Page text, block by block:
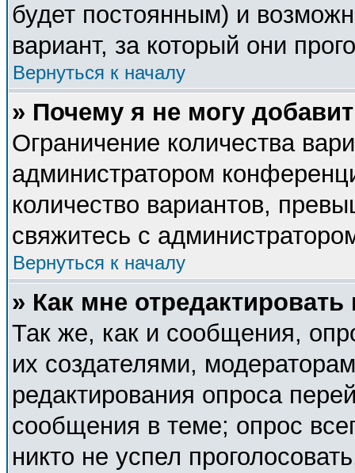
будет постоянным) и
вариант, за который они
Вернуться к началу
» Почему я не могу
Ограничение количества
администратором
количество вариантов,
свяжитесь с
Вернуться к началу
» Как мне
Так же, как и сообщения,
их создателями,
редактирования опроса
сообщения в теме; опрос
никто не успел